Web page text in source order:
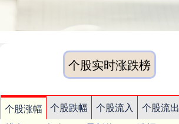
个股实时涨跌榜
个股涨幅 个股跌幅 个股流入 个股流出